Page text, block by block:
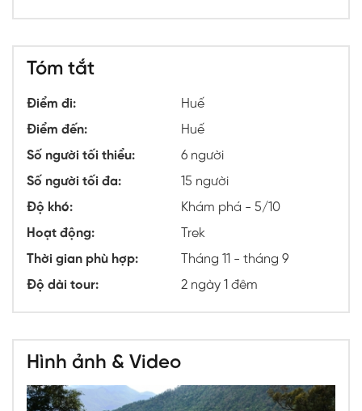
Tóm tắt
Điểm đi: Huế
Số người tối thiểu: 6 người
Điểm đến: Huế
Số người tối đa: 15 người
Độ dài tour: 2 ngày 1 đêm
Thời gian phù hợp: Tháng 11 - tháng 9
Hoạt động: Trek
Độ khó: Khám phá - 5/10
Hình ảnh & Video